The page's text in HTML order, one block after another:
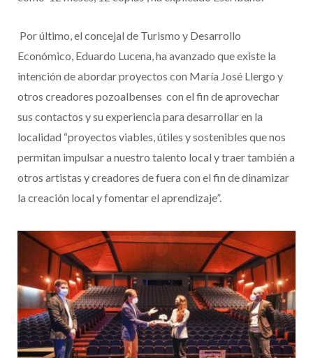
Por último, el concejal de Turismo y Desarrollo
Económico, Eduardo Lucena, ha avanzado que existe la
intención de abordar proyectos con María José Llergo y
otros creadores pozoalbenses con el fin de aprovechar
sus contactos y su experiencia para desarrollar en la
localidad “proyectos viables, útiles y sostenibles que nos
permitan impulsar a nuestro talento local y traer también a
otros artistas y creadores de fuera con el fin de dinamizar
la creación local y fomentar el aprendizaje”.